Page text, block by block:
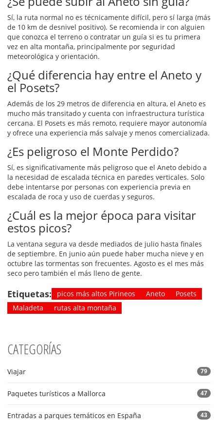
Sí, la ruta normal no es técnicamente difícil, pero sí larga (más
de 10 km de desnivel positivo). Se recomienda ir con alguien
que conozca el terreno o contratar un guía si es tu primera
vez en alta montaña, principalmente por seguridad
meteorológica y orientación.
¿Qué diferencia hay entre el Aneto y
el Posets?
Además de los 29 metros de diferencia en altura, el Aneto es
mucho más transitado y cuenta con infraestructura turística
cercana. El Posets es más remoto, requiere mayor autonomía
y ofrece una experiencia más salvaje y menos comercializada.
¿Es peligroso el Monte Perdido?
Sí, es significativamente más peligroso que el Aneto debido a
la necesidad de escalada técnica en paredes verticales. Solo
debe intentarse por personas con experiencia previa en
escalada de roca y uso de cuerdas y seguros.
¿Cuál es la mejor época para visitar
estos picos?
La ventana segura va desde mediados de julio hasta finales
de septiembre. En junio aún puede haber mucha nieve y en
octubre las tormentas son frecuentes. Agosto es el mes más
seco pero también el más lleno de gente.
Etiquetas: picos más altos Pirineos Aneto
Posets
Maladeta
rutas alta montaña
CATEGORÍAS
Viajar 79
Paquetes turísticos a Mallorca 47
Entradas a parques temáticos en España 43